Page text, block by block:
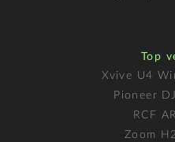
Top
Xvive U4
Pioneer
RCF
Zoom